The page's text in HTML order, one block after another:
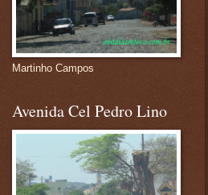
Martinho Campos
Avenida Cel Pedro Lino